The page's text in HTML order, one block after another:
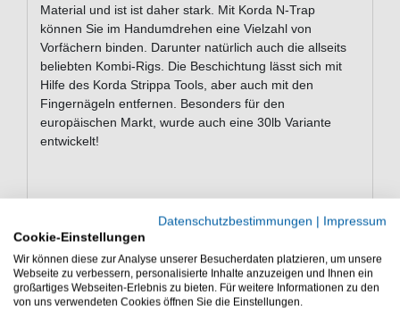
Material und ist ist daher stark. Mit Korda N-Trap
können Sie im Handumdrehen eine Vielzahl von
Vorfächern binden. Darunter natürlich auch die allseits
beliebten Kombi-Rigs. Die Beschichtung lässt sich mit
Hilfe des Korda Strippa Tools, aber auch mit den
Fingernägeln entfernen. Besonders für den
europäischen Markt, wurde auch eine 30lb Variante
entwickelt!
- Geeignet für eine Vielzahl verschiedener
Vorfachvarianten
- Hohe Abriebfestigkeit
Datenschutzbestimmungen | Impressum
Cookie-Einstellungen
Wir können diese zur Analyse unserer Besucherdaten platzieren, um unsere
Webseite zu verbessern, personalisierte Inhalte anzuzeigen und Ihnen ein
großartiges Webseiten-Erlebnis zu bieten. Für weitere Informationen zu den
von uns verwendeten Cookies öffnen Sie die Einstellungen.